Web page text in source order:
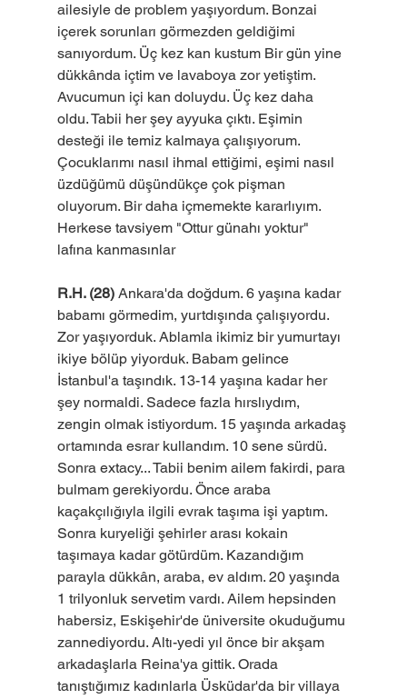
ailesiyle de problem yaşıyordum. Bonzai
içerek sorunları görmezden geldiğimi
sanıyordum. Üç kez kan kustum Bir gün yine
dükkânda içtim ve lavaboya zor yetiştim.
Avucumun içi kan doluydu. Üç kez daha
oldu. Tabii her şey ayyuka çıktı. Eşimin
desteği ile temiz kalmaya çalışıyorum.
Çocuklarımı nasıl ihmal ettiğimi, eşimi nasıl
üzdüğümü düşündükçe çok pişman
oluyorum. Bir daha içmemekte kararlıyım.
Herkese tavsiyem "Ottur günahı yoktur"
lafına kanmasınlar
R.H. (28) Ankara'da doğdum. 6 yaşına kadar
babamı görmedim, yurtdışında çalışıyordu.
Zor yaşıyorduk. Ablamla ikimiz bir yumurtayı
ikiye bölüp yiyorduk. Babam gelince
İstanbul'a taşındık. 13-14 yaşına kadar her
şey normaldi. Sadece fazla hırslıydım,
zengin olmak istiyordum. 15 yaşında arkadaş
ortamında esrar kullandım. 10 sene sürdü.
Sonra extacy... Tabii benim ailem fakirdi, para
bulmam gerekiyordu. Önce araba
kaçakçılığıyla ilgili evrak taşıma işi yaptım.
Sonra kuryeliği şehirler arası kokain
taşımaya kadar götürdüm. Kazandığım
parayla dükkân, araba, ev aldım. 20 yaşında
1 trilyonluk servetim vardı. Ailem hepsinden
habersiz, Eskişehir'de üniversite okuduğumu
zannediyordu. Altı-yedi yıl önce bir akşam
arkadaşlarla Reina'ya gittik. Orada
tanıştığımız kadınlarla Üsküdar'da bir villaya